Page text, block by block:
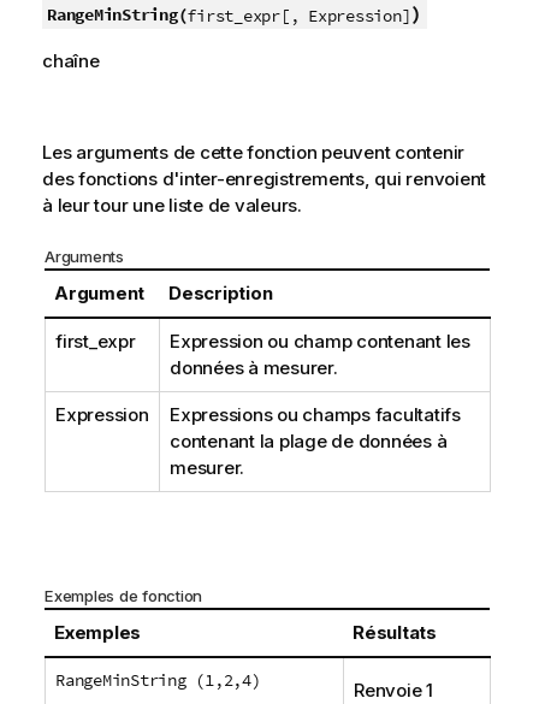
RangeMinString(first_expr[, Expression])
chaîne
Les arguments de cette fonction peuvent contenir
des fonctions d'inter-enregistrements, qui renvoient
à leur tour une liste de valeurs.
Arguments
Argument Description
first_expr
Expression ou champ contenant les
données à mesurer.
Expression
Expressions ou champs facultatifs
contenant la plage de données à
mesurer.
Exemples de fonction
Exemples Résultats
RangeMinString (1,2,4) Renvoie 1